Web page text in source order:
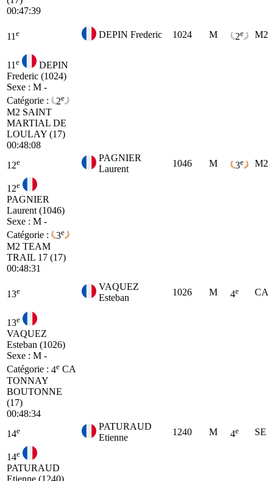
00:47:39
11 e DEPIN Frederic 1024 M 2e M2
11 e
DEPIN
Frederic (1024)
Sexe : M -
Catégorie :
2e
M2 SAINT
MARTIAL DE
LOULAY (17)
00:48:08
12e
PAGNIER
Laurent
1046 M 3e M2
12e
PAGNIER
Laurent (1046)
Sexe : M -
Catégorie :
3e
M2 TEAM
TRAIL 17 (17)
00:48:31
13e
VAQUEZ
Esteban
1026 M 4e CA
13e
VAQUEZ
Esteban (1026)
Sexe : M -
Catégorie : 4e CA
TONNAY
BOUTONNE
(17)
00:48:34
14e
PATURAUD
Etienne
1240 M 4e SE
14e
PATURAUD